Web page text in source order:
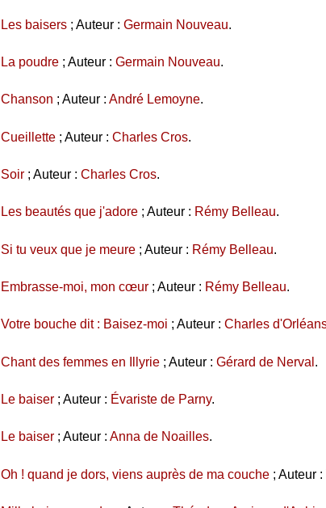
Les baisers ; Auteur : Germain Nouveau.
La poudre ; Auteur : Germain Nouveau.
Chanson ; Auteur : André Lemoyne.
Cueillette ; Auteur : Charles Cros.
Soir ; Auteur : Charles Cros.
Les beautés que j'adore ; Auteur : Rémy Belleau.
Si tu veux que je meure ; Auteur : Rémy Belleau.
Embrasse-moi, mon cœur ; Auteur : Rémy Belleau.
Votre bouche dit : Baisez-moi ; Auteur : Charles
Chant des femmes en Illyrie ; Auteur : Gérard de Nerval .
Le baiser ; Auteur : Évariste de Parny.
Le baiser ; Auteur : Anna de Noailles.
Oh ! quand je dors, viens auprès de ma couche ; Auteur :